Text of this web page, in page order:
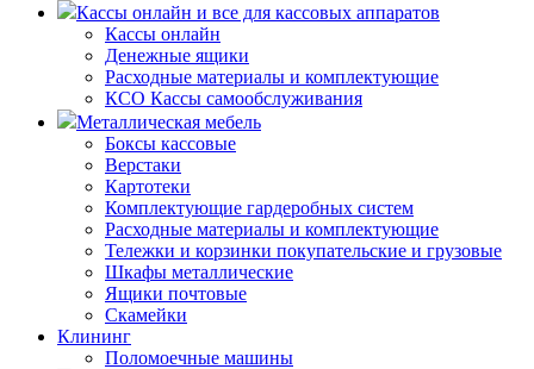
Кассы онлайн и все для кассовых аппаратов
Кассы онлайн
Денежные ящики
Расходные материалы и комплектующие
КСО Кассы самообслуживания
Металлическая мебель
Боксы кассовые
Верстаки
Картотеки
Комплектующие гардеробных систем
Расходные материалы и комплектующие
Тележки и корзинки покупательские и грузовые
Шкафы металлические
Ящики почтовые
Скамейки
Клининг
Поломоечные машины